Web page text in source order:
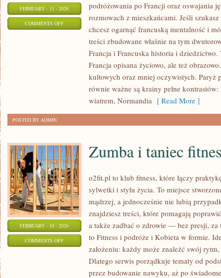
FEBRUARY - 11 - 2026
COMMENTS OFFON
podróżowania po Francji oraz oswajania
rozmowach z mieszkańcami. Jeśli
chcesz ogarnąć francuską mentalność i
treści zbudowane właśnie na tym
Francja i Francuska historia i
Francja opisana życiowo, ale też
kultowych oraz mniej oczywistych. Paryż
równie ważne są krainy pełne
wiatrem, Normandia [ Read More ]
POSTED BY ADMIN
FEBRUARY - 10 - 2026
COMMENTS OFFON
Zumba i taniec
o2fit.pl to klub fitness, które łączy
sylwetki i stylu życia. To miejsce
mądrzej, a jednocześnie nie lubią
znajdziesz treści, które pomagają
a także zadbać o zdrowie — bez presji,
to Fitness i podróże i Kobieta w formie.
założeniu: każdy może znaleźć swój
Dlatego serwis porządkuje tematy od
przez budowanie nawyku, aż po